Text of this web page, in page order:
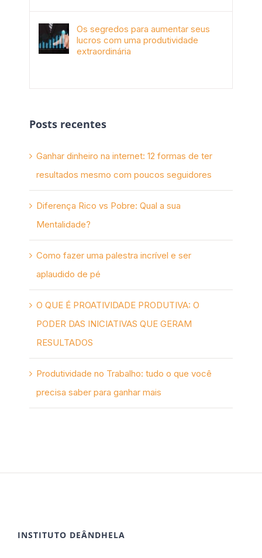
Os segredos para aumentar seus
lucros com uma produtividade
extraordinária
Posts recentes
Ganhar dinheiro na internet: 12 formas de ter
resultados mesmo com poucos seguidores
Diferença Rico vs Pobre: Qual a sua
Mentalidade?
Como fazer uma palestra incrível e ser
aplaudido de pé
O QUE É PROATIVIDADE PRODUTIVA: O
PODER DAS INICIATIVAS QUE GERAM
RESULTADOS
Produtividade no Trabalho: tudo o que você
precisa saber para ganhar mais
INSTITUTO DEÂNDHELA